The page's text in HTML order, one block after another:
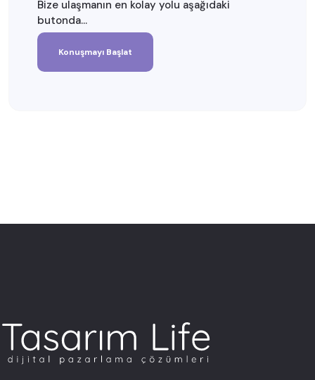
Bize ulaşmanın en kolay yolu aşağıdaki
butonda...
Konuşmayı Başlat